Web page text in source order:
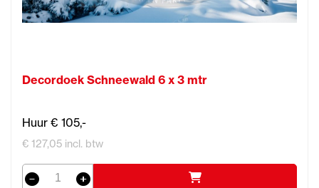
Decordoek Schneewald 6 x 3 mtr
Huur € 105,-
€ 127,05 incl. btw